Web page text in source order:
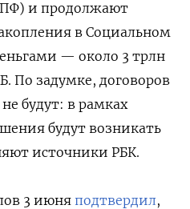
и продолжают
в Социальном
— около 3 трлн
По задумке, договоров
будут: в рамках
будут возникать
источники РБК.
3 июня подтвердил,